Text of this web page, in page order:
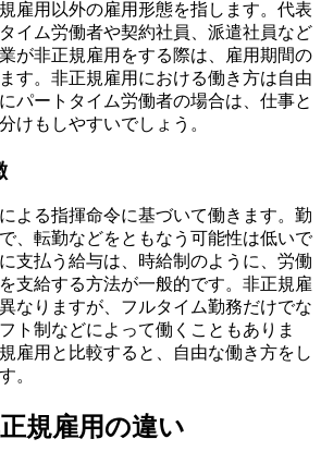
雇用以外の雇用形態を指します。代表
イム労働者や契約社員、派遣社員など
が非正規雇用をする際は、雇用期間の
す。非正規雇用における働き方は自由
パートタイム労働者の場合は、仕事と
けもしやすいでしょう。
よる指揮命令に基づいて働きます。勤
、転勤などをともなう可能性は低いで
支払う給与は、時給制のように、労働
支給する方法が一般的です。非正規雇
なりますが、フルタイム勤務だけでな
ト制などによって働くこともありま
雇用と比較すると、自由な働き方をし
。
規雇用の違い